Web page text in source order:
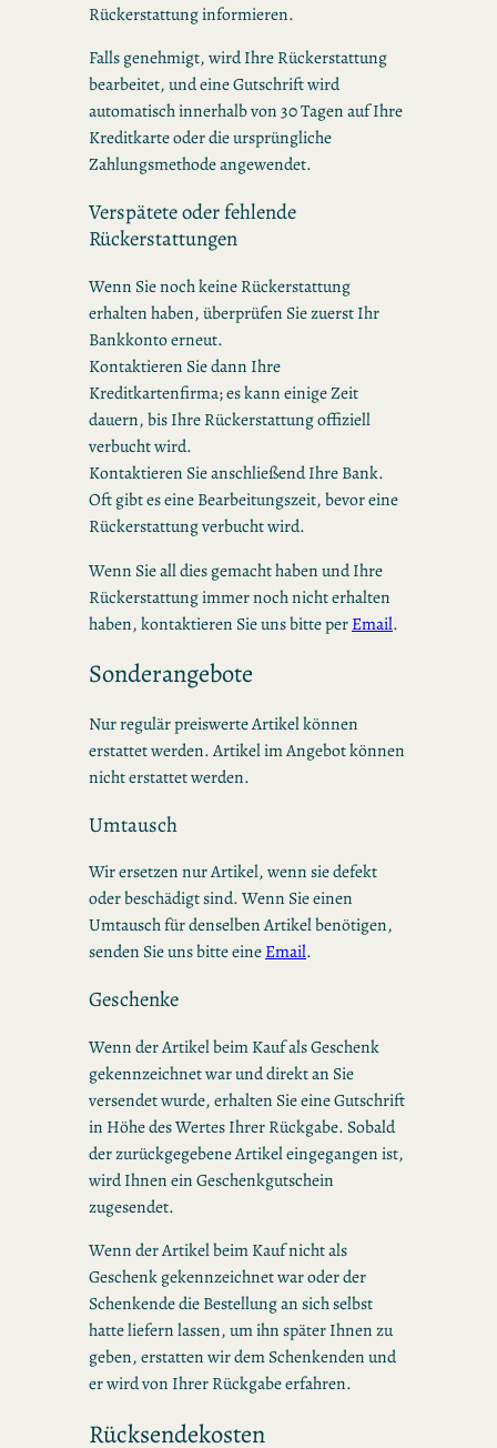
Rückerstattung informieren.
Falls genehmigt, wird Ihre Rückerstattung
bearbeitet, und eine Gutschrift wird
automatisch innerhalb von 30 Tagen auf Ihre
Kreditkarte oder die ursprüngliche
Zahlungsmethode angewendet.
Verspätete oder fehlende
Rückerstattungen
Wenn Sie noch keine Rückerstattung
erhalten haben, überprüfen Sie zuerst Ihr
Bankkonto erneut.
Kontaktieren Sie dann Ihre
Kreditkartenfirma; es kann einige Zeit
dauern, bis Ihre Rückerstattung offiziell
verbucht wird.
Kontaktieren Sie anschließend Ihre Bank.
Oft gibt es eine Bearbeitungszeit, bevor eine
Rückerstattung verbucht wird.
Wenn Sie all dies gemacht haben und Ihre
Rückerstattung immer noch nicht erhalten
haben, kontaktieren Sie uns bitte perEmail.
Sonderangebote
Nur regulär preiswerte Artikel können
erstattet werden. Artikel im Angebot können
nicht erstattet werden.
Umtausch
Wir ersetzen nur Artikel, wenn sie defekt
oder beschädigt sind. Wenn Sie einen
Umtausch für denselben Artikel benötigen,
senden Sie uns bitte eineEmail.
Geschenke
Wenn der Artikel beim Kauf als Geschenk
gekennzeichnet war und direkt an Sie
versendet wurde, erhalten Sie eine Gutschrift
in Höhe des Wertes Ihrer Rückgabe. Sobald
der zurückgegebene Artikel eingegangen ist,
wird Ihnen ein Geschenkgutschein
zugesendet.
Wenn der Artikel beim Kauf nicht als
Geschenk gekennzeichnet war oder der
Schenkende die Bestellung an sich selbst
hatte liefern lassen, um ihn später Ihnen zu
geben, erstatten wir dem Schenkenden und
er wird von Ihrer Rückgabe erfahren.
Rücksendekosten